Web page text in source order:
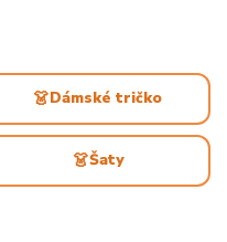
👗Dámské tričko
👗Šaty